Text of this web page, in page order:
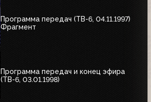
Программа передач (ТВ-6, 04.11.1997)
Фрагмент
Программа передач и конец эфира
(ТВ-6, 03.01.1998)